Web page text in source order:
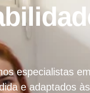
especialistas
e adaptados